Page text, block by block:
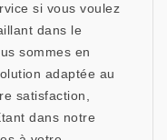
si vous voulez
dans le
sommes en
adaptée au
satisfaction,
dans notre